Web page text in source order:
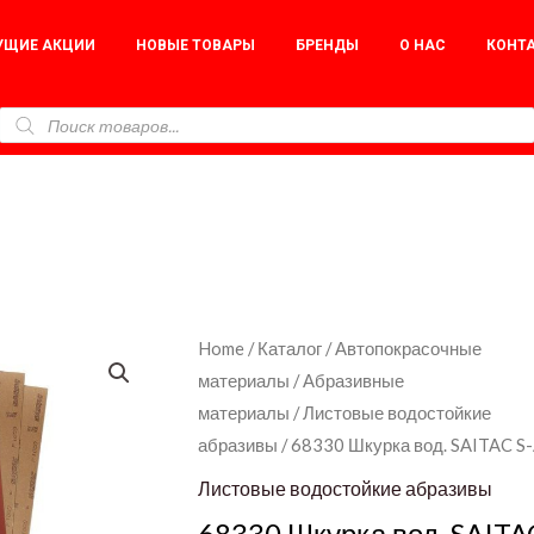
АКЦИИ НОВЫЕ ТОВАРЫ БРЕНДЫ О НАС
Home /Каталог /Автопокрасочные
материалы /Абразивные
материалы /Листовые водостойкие
абразивы / 68330 Шкурка вод. SAITAC
Листовые водостойкие абразивы
68330
Шкурка
вод.
SAITAC
S-
AG-